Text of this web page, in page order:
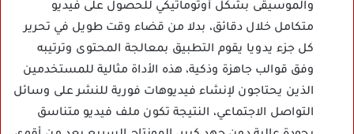
والموسيقى بشكل أوتوماتيكي للحصول على فيديو
متكامل خلال دقائق، بدلا من قضاء وقت طويل في تحرير
كل جزء يدويا يقوم التطبيق بمعالجة المحتوى وترتيبه
وفق قوالب جاهزة وذكية، هذه الأداة مثالية للمستخدمين
الذين يحتاجون لإنشاء فيديوهات فورية للنشر على وسائل
التواصل الاجتماعي، النتيجة تكون ملف فيديو متناسق